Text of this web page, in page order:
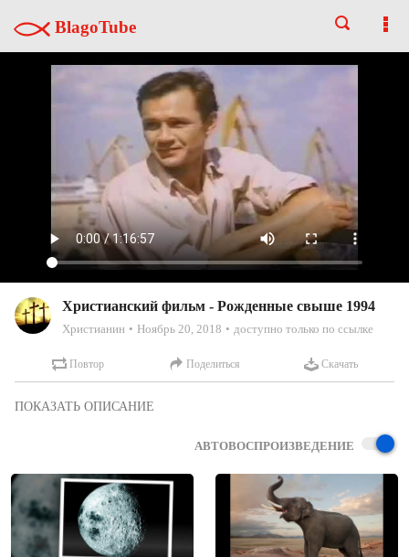
BlagoTube
Христианский фильм - Рожденные свыше 1994
Христианин Ноябрь 20, 2018 доступно только по ссылке
Повтор Поделиться Скачать
Христианский фильм.   Фильм снят по реальным событиям.
СССР. Сюжет рассказывает о том как главному герою приходилось
абсурд советской власти.
  Просьба не устраивать в комментариях срач на тему
конфессиональных споров.  Кто верит во Христа, тот и христианин.
АВТОВОСПРОИЗВЕДЕНИЕ